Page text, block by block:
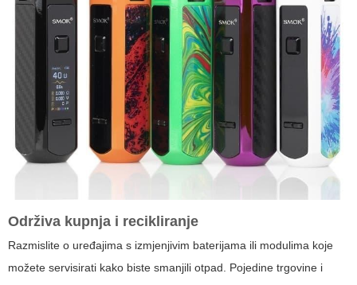
Održiva kupnja i recikliranje
Razmislite o uređajima s izmjenjivim baterijama ili modulima koje
možete servisirati kako biste smanjili otpad. Pojedine trgovine i